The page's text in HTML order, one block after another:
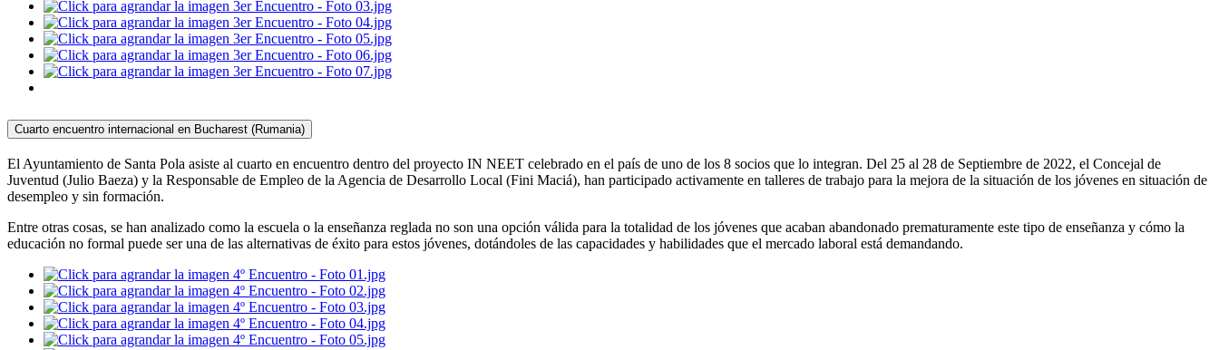
Cuarto encuentro internacional en Bucharest (Rumania)
El Ayuntamiento de Santa Pola asiste al cuarto en encuentro dentro del proyecto IN NEET celebrado en el país de uno de los 8 socios que lo integran. Del 25 al 28 de Septiembre de 2022, el Concejal de
Juventud (Julio Baeza) y la Responsable de Empleo de la Agencia de Desarrollo Local (Fini Maciá), han participado activamente en talleres de trabajo para la mejora de la situación de los jóvenes en situación de
desempleo y sin formación.
Entre otras cosas, se han analizado como la escuela o la enseñanza reglada no son una opción válida para la totalidad de los jóvenes que acaban abandonado prematuramente este tipo de enseñanza y cómo la
educación no formal puede ser una de las alternativas de éxito para estos jóvenes, dotándoles de las capacidades y habilidades que el mercado laboral está demandando.